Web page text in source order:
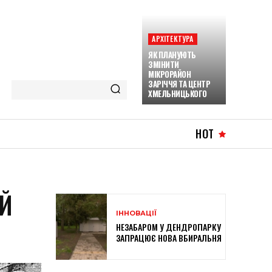
АРХІТЕКТУРА
ЯК ПЛАНУЮТЬ
ЗМІНИТИ
МІКРОРАЙОН
ЗАРІЧЧЯ ТА ЦЕНТР
ХМЕЛЬНИЦЬКОГО
HOT
ІННОВАЦІЇ
НЕЗАБАРОМ У ДЕНДРОПАРКУ
ЗАПРАЦЮЄ НОВА ВБИРАЛЬНЯ